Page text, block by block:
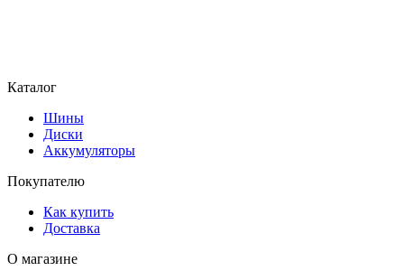
Каталог
Шины
Диски
Аккумуляторы
Покупателю
Как купить
Доставка
О магазине